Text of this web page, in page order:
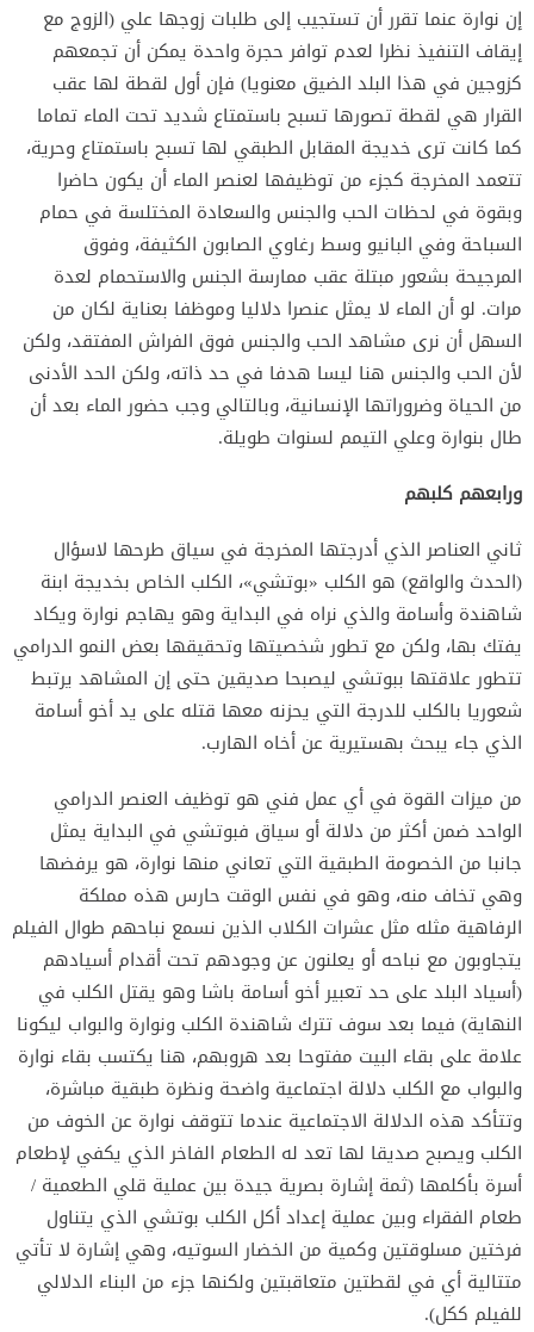
إن نوارة عنما تقرر أن تستجيب إلى طلبات زوجها علي (الزوج مع
إيقاف التنفيذ نظرا لعدم توافر حجرة واحدة يمكن أن تجمعهم
كزوجين في هذا البلد الضيق معنويا) فإن أول لقطة لها عقب
القرار هي لقطة تصورها تسبح باستمتاع شديد تحت الماء تماما
كما كانت ترى خديجة المقابل الطبقي لها تسبح باستمتاع وحرية،
تتعمد المخرجة كجزء من توظيفها لعنصر الماء أن يكون حاضرا
وبقوة في لحظات الحب والجنس والسعادة المختلسة في حمام
السباحة وفي البانيو وسط رغاوي الصابون الكثيفة، وفوق
المرجيحة بشعور مبتلة عقب ممارسة الجنس والاستحمام لعدة
مرات. لو أن الماء لا يمثل عنصرا دلاليا وموظفا بعناية لكان من
السهل أن نرى مشاهد الحب والجنس فوق الفراش المفتقد، ولكن
لأن الحب والجنس هنا ليسا هدفا في حد ذاته، ولكن الحد الأدنى
من الحياة وضروراتها الإنسانية، وبالتالي وجب حضور الماء بعد أن
طال بنوارة وعلي التيمم لسنوات طويلة.
ورابعهم كلبهم
ثاني العناصر الذي أدرجتها المخرجة في سياق طرحها لاسؤال
(الحدث والواقع) هو الكلب «بوتشي»، الكلب الخاص بخديجة ابنة
شاهندة وأسامة والذي نراه في البداية وهو يهاجم نوارة ويكاد
يفتك بها، ولكن مع تطور شخصيتها وتحقيقها بعض النمو الدرامي
تتطور علاقتها ببوتشي ليصبحا صديقين حتى إن المشاهد يرتبط
شعوريا بالكلب للدرجة التي يحزنه معها قتله على يد أخو أسامة
الذي جاء يبحث بهستيرية عن أخاه الهارب.
من ميزات القوة في أي عمل فني هو توظيف العنصر الدرامي
الواحد ضمن أكثر من دلالة أو سياق فبوتشي في البداية يمثل
جانبا من الخصومة الطبقية التي تعاني منها نوارة، هو يرفضها
وهي تخاف منه، وهو في نفس الوقت حارس هذه مملكة
الرفاهية مثله مثل عشرات الكلاب الذين نسمع نباحهم طوال الفيلم
يتجاوبون مع نباحه أو يعلنون عن وجودهم تحت أقدام أسيادهم
(أسياد البلد على حد تعبير أخو أسامة باشا وهو يقتل الكلب في
النهاية) فيما بعد سوف تترك شاهندة الكلب ونوارة والبواب ليكونا
علامة على بقاء البيت مفتوحا بعد هروبهم، هنا يكتسب بقاء نوارة
والبواب مع الكلب دلالة اجتماعية واضحة ونظرة طبقية مباشرة،
وتتأكد هذه الدلالة الاجتماعية عندما تتوقف نوارة عن الخوف من
الكلب ويصبح صديقا لها تعد له الطعام الفاخر الذي يكفي لإطعام
أسرة بأكلمها (ثمة إشارة بصرية جيدة بين عملية قلي الطعمية /
طعام الفقراء وبين عملية إعداد أكل الكلب بوتشي الذي يتناول
فرختين مسلوقتين وكمية من الخضار السوتيه، وهي إشارة لا تأتي
متتالية أي في لقطتين متعاقبتين ولكنها جزء من البناء الدلالي
للفيلم ككل).